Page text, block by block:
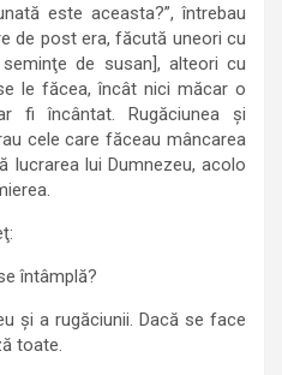
este aceasta?”, întrebau
de post era, făcută uneori cu
de susan], alteori cu
le făcea, încât nici măcar o
fi încântat. Rugăciunea şi
cele care făceau mâncarea
lucrarea lui Dumnezeu, acolo
întâmplă?
şi a rugăciunii. Dacă se face
toate.